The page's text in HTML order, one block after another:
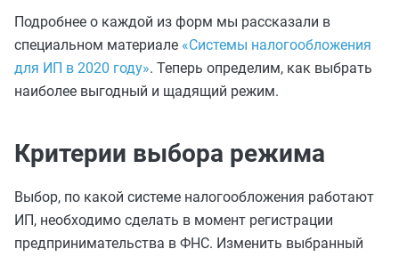
Подробнее о каждой из форм мы рассказали в
специальном материале «Системы налогообложения
для ИП в 2020 году». Теперь определим, как выбрать
наиболее выгодный и щадящий режим.
Критерии выбора режима
Выбор, по какой системе налогообложения работают
ИП, необходимо сделать в момент регистрации
предпринимательства в ФНС. Изменить выбранный